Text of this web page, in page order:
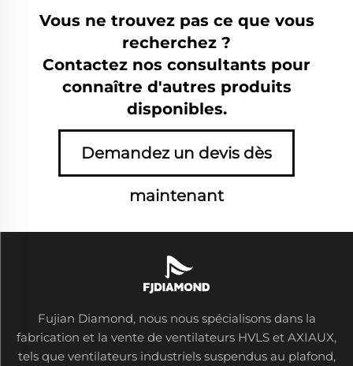
Vous ne trouvez pas ce que vous
recherchez ?
Contactez nos consultants pour
connaître d'autres produits
disponibles.
Demandez un devis dès
maintenant
Fujian Diamond, nous nous spécialisons dans la
fabrication et la vente de ventilateurs HVLS et AXIAUX,
tels que ventilateurs industriels suspendus au plafond,